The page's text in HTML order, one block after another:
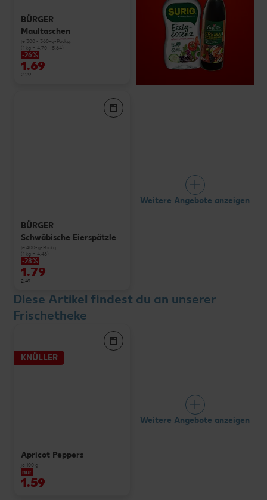
BÜRGER
Maultaschen
je 300 - 360-g-Packg.
(1 kg = 4.70 - 5.64)
-26%
1.69
2.29
BÜRGER
Schwäbische Eierspätzle
je 400-g-Packg.
(1 kg = 4.48)
-28%
1.79
2.49
Weitere Angebote anzeigen
Diese Artikel findest du an unserer
Frischetheke
KNÜLLER
Apricot Peppers
je 100 g
nur
1.59
Weitere Angebote anzeigen